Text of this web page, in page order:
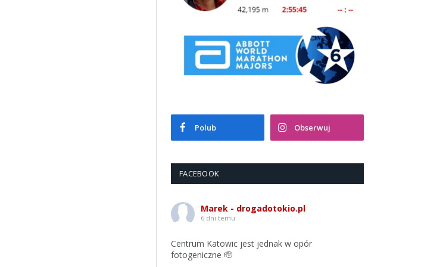
Polub Obserwuj
FACEBOOK
Marek - drogadotokio.pl
6 dni temu
Centrum Katowic jest jednak w opór
fotogeniczne 🫡